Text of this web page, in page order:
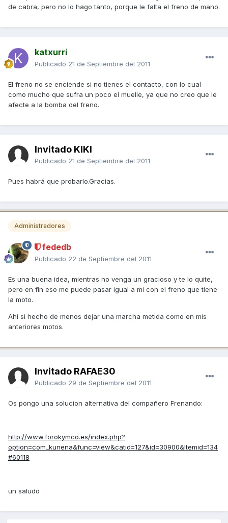
de cabra, pero no lo hago tanto, porque le falta el freno de mano.
katxurri
Publicado 21 de Septiembre del 2011
El freno no se enciende si no tienes el contacto, con lo cual
como mucho que sufra un poco el muelle, ya que no creo que le
afecte a la bomba del freno.
Invitado KIKI
Publicado 21 de Septiembre del 2011
Pues habrá que probarlo.Gracias.
Administradores
fededb
Publicado 22 de Septiembre del 2011
Es una buena idea, mientras no venga un gracioso y te lo quite,
pero en fin eso me puede pasar igual a mi con el freno que tiene
la moto.
Ahi si hecho de menos dejar una marcha metida como en mis
anteriores motos.
Invitado RAFAE30
Publicado 29 de Septiembre del 2011
Os pongo una solucion alternativa del compañero Frenando:
http://www.forokymco.es/index.php?
option=com_kunena&func=view&catid=127&id=30900&Itemid=134
#60118
un saludo